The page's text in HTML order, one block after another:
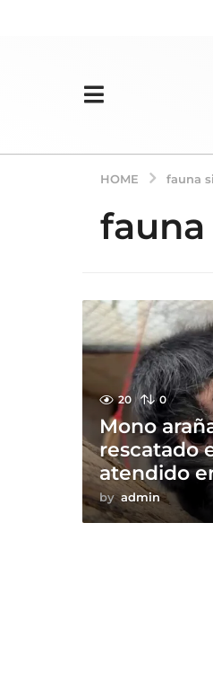
HOME fauna
20 0
Mono
rescatado
atendido
by admin